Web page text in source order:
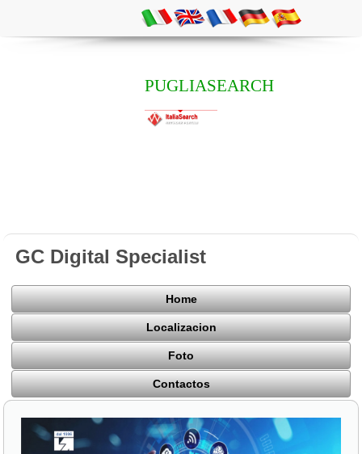
PUGLIASEARCH
GC Digital Specialist
Home
Localizacion
Foto
Contactos